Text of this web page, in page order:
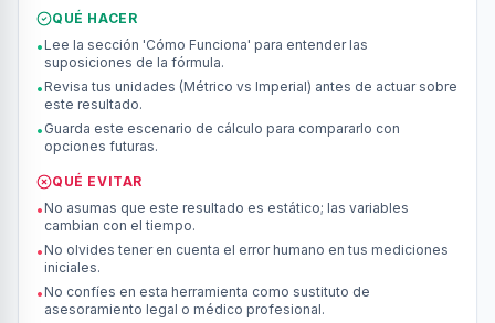
QUÉ HACER
• Lee la sección 'Cómo Funciona' para entender las
suposiciones de la fórmula.
• Revisa tus unidades (Métrico vs Imperial) antes de actuar sobre
este resultado.
• Guarda este escenario de cálculo para compararlo con
opciones futuras.
QUÉ EVITAR
• No asumas que este resultado es estático; las variables
cambian con el tiempo.
• No olvides tener en cuenta el error humano en tus mediciones
iniciales.
• No confíes en esta herramienta como sustituto de
asesoramiento legal o médico profesional.